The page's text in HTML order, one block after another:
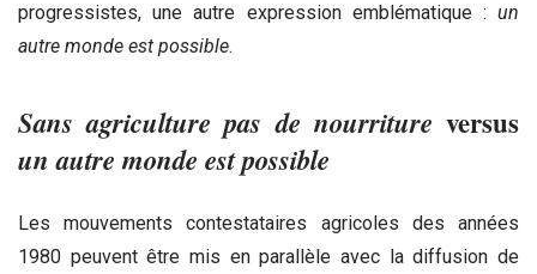
progressistes, une autre expression emblématique : un
autre monde est possible.
Sans agriculture pas de nourriture versus
un autre monde est possible
Les mouvements contestataires agricoles des années
1980 peuvent être mis en parallèle avec la diffusion de